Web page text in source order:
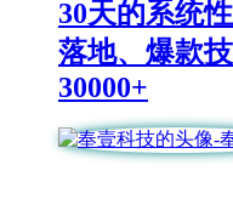
30天的系统
落地、爆款
30000+